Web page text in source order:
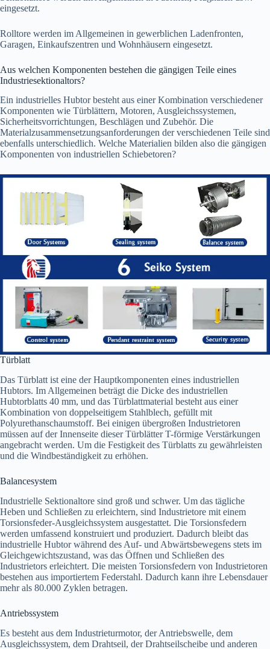
eingesetzt.
Rolltore werden im Allgemeinen in gewerblichen Ladenfronten,
Garagen, Einkaufszentren und Wohnhäusern eingesetzt.
Aus welchen Komponenten bestehen die gängigen Teile eines
Industriesektionaltors?
Ein industrielles Hubtor besteht aus einer Kombination verschiedener
Komponenten wie Türblättern, Motoren, Ausgleichssystemen,
Sicherheitsvorrichtungen, Beschlägen und Zubehör. Die
Materialzusammensetzungsanforderungen der verschiedenen Teile sind
ebenfalls unterschiedlich. Welche Materialien bilden also die gängigen
Komponenten von industriellen Schiebetoren?
Türblatt
Das Türblatt ist eine der Hauptkomponenten eines industriellen
Hubtors. Im Allgemeinen beträgt die Dicke des industriellen
Hubtorblatts 40 mm, und das Türblattmaterial besteht aus einer
Kombination von doppelseitigem Stahlblech, gefüllt mit
Polyurethanschaumstoff. Bei einigen übergroßen Industrietoren
müssen auf der Innenseite dieser Türblätter T-förmige Verstärkungen
angebracht werden. Um die Festigkeit des Türblatts zu gewährleisten
und die Windbeständigkeit zu erhöhen.
Balancesystem
Industrielle Sektionaltore sind groß und schwer. Um das tägliche
Heben und Schließen zu erleichtern, sind Industrietore mit einem
Torsionsfeder-Ausgleichssystem ausgestattet. Die Torsionsfedern
werden umfassend konstruiert und produziert. Dadurch bleibt das
industrielle Hubtor während des Auf- und Abwärtsbewegens stets im
Gleichgewichtszustand, was das Öffnen und Schließen des
Industrietors erleichtert. Die meisten Torsionsfedern von Industrietoren
bestehen aus importiertem Federstahl. Dadurch kann ihre Lebensdauer
mehr als 80.000 Zyklen betragen.
Antriebssystem
Es besteht aus dem Industrieturmotor, der Antriebswelle, dem
Ausgleichssystem, dem Drahtseil, der Drahtseilscheibe und anderen